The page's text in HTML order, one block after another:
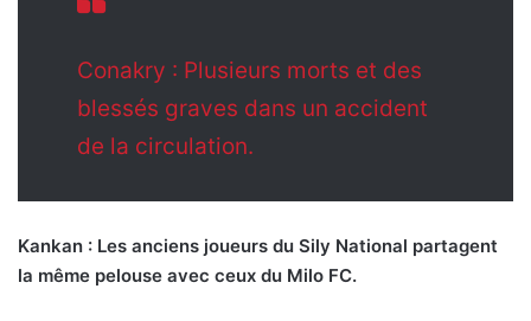
Conakry : Plusieurs morts et des
blessés graves dans un accident
de la circulation.
Kankan : Les anciens joueurs du Sily National partagent
la même pelouse avec ceux du Milo FC.